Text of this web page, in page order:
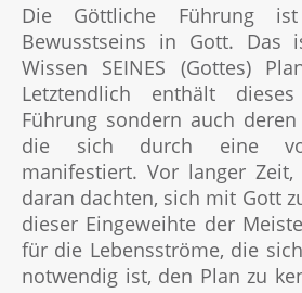
Die Göttliche Führung
Bewusstseins in Gott. Das
Wissen SEINES (Gottes)
Letztendlich enthält
Führung sondern auch
die sich durch eine
manifestiert. Vor langer
daran dachten, sich mit Gott
dieser Eingeweihte der
für die Lebensströme, die
notwendig ist, den Plan zu